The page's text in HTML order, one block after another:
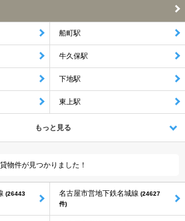
船町駅
牛久保駅
下地駅
東上駅
もっと見る
物件が見つかりました！
(26443
名古屋市営地下鉄名城線 (24627
件)